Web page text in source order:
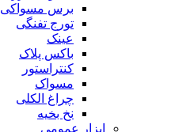
برس مسواکی
تورج تفنگی
عینک
باکس پلاک
کنتراستور
مسواک
چراغ الکلی
نخ بخیه
ابزار عمومی